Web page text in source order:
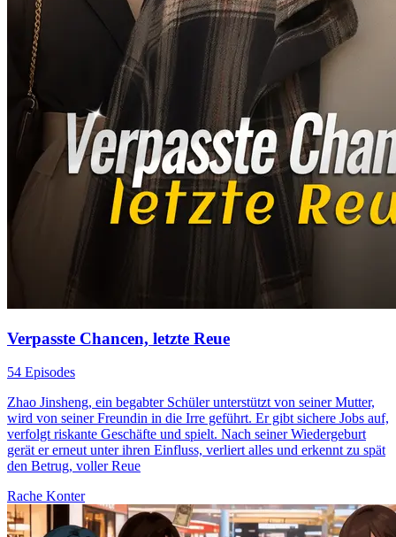
Verpasste Chancen, letzte Reue
54 Episodes
Zhao Jinsheng, ein begabter Schüler unterstützt von seiner Mutter,
wird von seiner Freundin in die Irre geführt. Er gibt sichere Jobs auf,
verfolgt riskante Geschäfte und spielt. Nach seiner Wiedergeburt
gerät er erneut unter ihren Einfluss, verliert alles und erkennt zu spät
den Betrug, voller Reue
Rache Konter